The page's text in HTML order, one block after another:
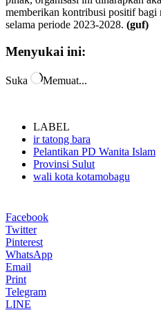
memberikan kontribusi positif bagi
selama periode 2023-2028. (guf)
Menyukai ini:
Suka Memuat...
LABEL
ir tatong bara
Pelantikan PD Wanita Islam
Provinsi Sulut
wali kota kotamobagu
Facebook
Twitter
Pinterest
WhatsApp
Email
Print
Telegram
LINE